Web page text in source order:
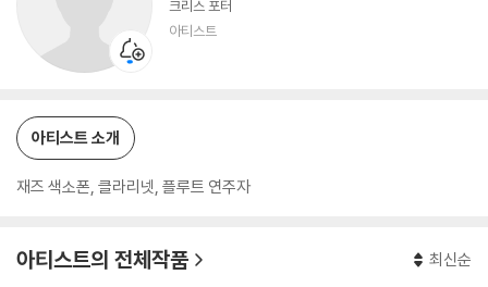
크리스 포터
아티스트
아티스트 소개
재즈 색소폰, 클라리넷, 플루트 연주자
아티스트의 전체작품 최신순